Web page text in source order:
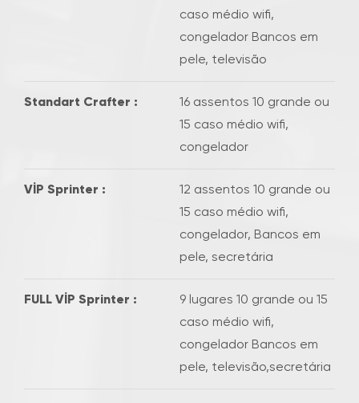
caso médio wifi,
congelador Bancos em
pele, televisão
Standart Crafter :
16 assentos 10 grande ou
15 caso médio wifi,
congelador
VİP Sprinter :
12 assentos 10 grande ou
15 caso médio wifi,
congelador, Bancos em
pele, secretária
FULL VİP Sprinter :
9 lugares 10 grande ou 15
caso médio wifi,
congelador Bancos em
pele, televisão,secretária